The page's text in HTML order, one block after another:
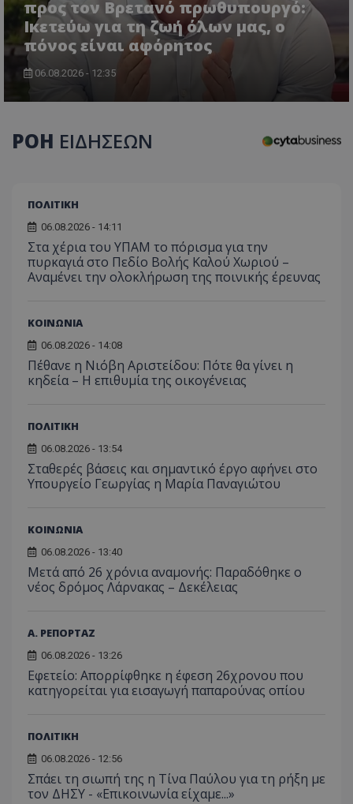
προς τον Βρετανό πρωθυπουργό:
Ικετεύω για τη ζωή όλων μας, ο
πόνος είναι αφόρητος
06.08.2026 - 12:35
ΡΟΗ ΕΙΔΗΣΕΩΝ
ΠΟΛΙΤΙΚΗ
06.08.2026 - 14:11
Στα χέρια του ΥΠΑΜ το πόρισμα για την
πυρκαγιά στο Πεδίο Βολής Καλού Χωριού –
Αναμένει την ολοκλήρωση της ποινικής έρευνας
ΚΟΙΝΩΝΙΑ
06.08.2026 - 14:08
Πέθανε η Νιόβη Αριστείδου: Πότε θα γίνει η
κηδεία – Η επιθυμία της οικογένειας
ΠΟΛΙΤΙΚΗ
06.08.2026 - 13:54
Σταθερές βάσεις και σημαντικό έργο αφήνει στο
Υπουργείο Γεωργίας η Μαρία Παναγιώτου
ΚΟΙΝΩΝΙΑ
06.08.2026 - 13:40
Μετά από 26 χρόνια αναμονής: Παραδόθηκε ο
νέος δρόμος Λάρνακας – Δεκέλειας
Α. ΡΕΠΟΡΤΑΖ
06.08.2026 - 13:26
Εφετείο: Απορρίφθηκε η έφεση 26χρονου που
κατηγορείται για εισαγωγή παπαρούνας οπίου
ΠΟΛΙΤΙΚΗ
06.08.2026 - 12:56
Σπάει τη σιωπή της η Τίνα Παύλου για τη ρήξη με
τον ΔΗΣΥ - «Επικοινωνία είχαμε...»